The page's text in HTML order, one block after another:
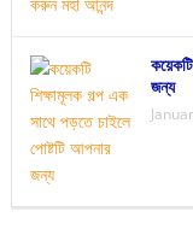
জন্য